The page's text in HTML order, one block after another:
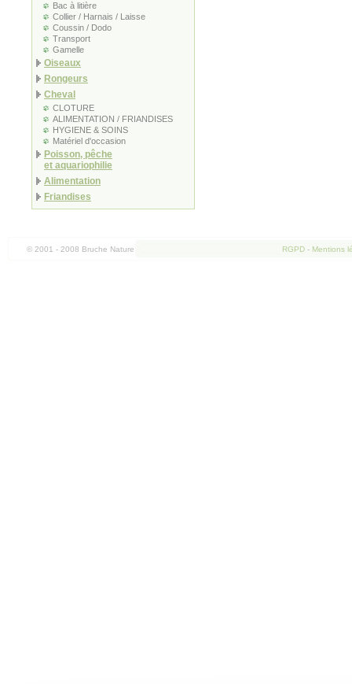
Bac à litière
Collier / Harnais / Laisse
Coussin / Dodo
Transport
Gamelle
Oiseaux
Rongeurs
Cheval
CLOTURE
ALIMENTATION / FRIANDISES
HYGIENE & SOINS
Matériel d'occasion
Poisson, pêche
et aquariophilie
Alimentation
Friandises
© 2001 - 2008 Bruche Nature RGPD- Mentions